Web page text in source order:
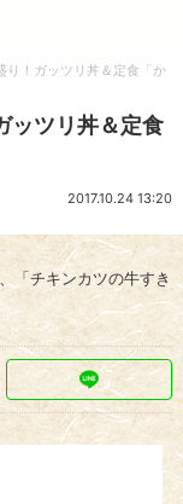
り！ガッツリ丼＆定食「か
ッツリ丼＆定食
2017.10.24 13:20
「チキンカツの牛すき